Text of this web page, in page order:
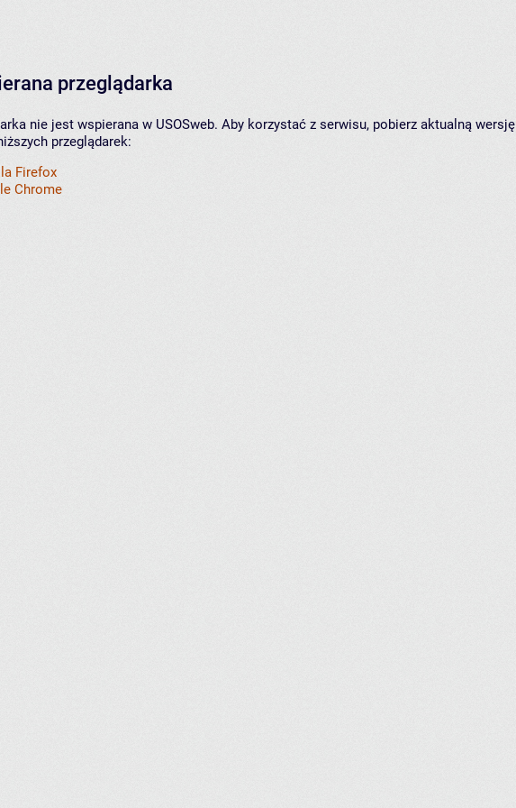
przeglądarka
nie jest wspierana w USOSweb. Aby korzystać z serwisu, pobierz aktualną wersję
przeglądarek:
Firefox
Chrome